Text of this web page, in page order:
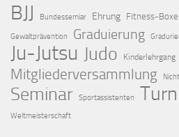
BJJ Bundessemiar Ehrung Fitness-
Gewaltprävention Graduierung
Ju-Jutsu Judo Kinderlehrgang
Mitgliederversammlung
Seminar Sportassistenten
Weltmeisterschaft